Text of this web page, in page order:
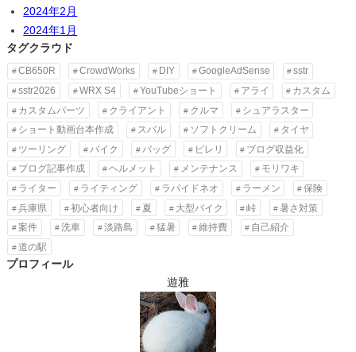
2024年2月
2024年1月
タグクラウド
CB650R CrowdWorks DIY GoogleAdSense
sstr
sstr2026
WRX S4 YouTubeショート アライ
カスタム
カスタムパーツ
クライアント クルマ
シュアラスター
ショート動画台本作成
スバル ソフトクリーム
タイヤ
ツーリング
バイク バッグ ピレリ
ブログ収益化
ブログ記事作成
ヘルメット メンテナンス
モリワキ
ライター
ライティング ラパイドネオ ラーメン
保険
兵庫県
初心者向け 夏 大型バイク 峠
暑さ対策
案件
洗車 淡路島 猛暑 維持費
自己紹介
道の駅
プロフィール
遊雅